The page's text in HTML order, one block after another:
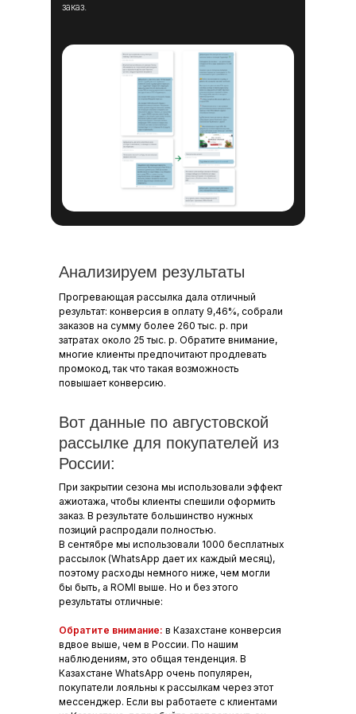
заказ.
Анализируем результаты
Прогревающая рассылка дала отличный
результат: конверсия в оплату 9,46%, собрали
заказов на сумму более 260 тыс. р. при
затратах около 25 тыс. р. Обратите внимание,
многие клиенты предпочитают продлевать
промокод, так что такая возможность
повышает конверсию.
Вот данные по августовской
рассылке для покупателей из
России:
При закрытии сезона мы использовали эффект
ажиотажа, чтобы клиенты спешили оформить
заказ. В результате большинство нужных
позиций распродали полностью.
В сентябре мы использовали 1000 бесплатных
рассылок (WhatsApp дает их каждый месяц),
поэтому расходы немного ниже, чем могли
бы быть, а ROMI выше. Но и без этого
результаты отличные:
Обратите внимание: в Казахстане конверсия
вдвое выше, чем в России. По нашим
наблюдениям, это общая тенденция. В
Казахстане WhatsApp очень популярен,
покупатели лояльны к рассылкам через этот
мессенджер. Если вы работаете с клиентами